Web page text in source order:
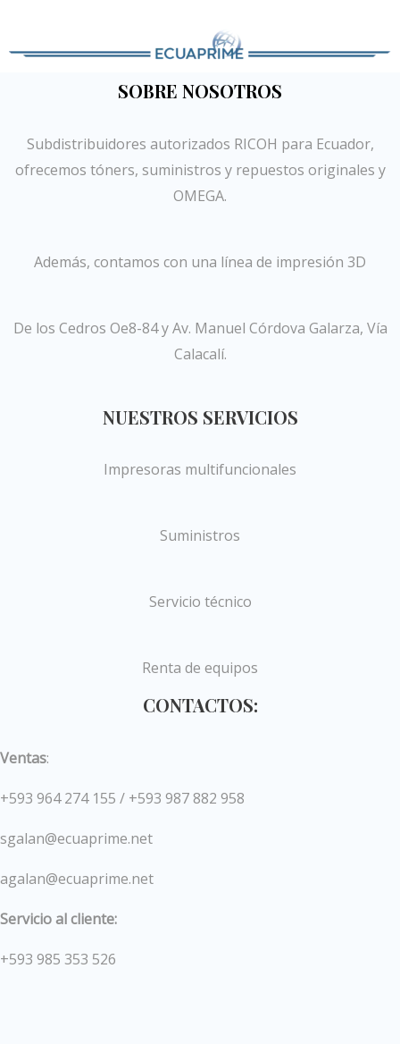
SOBRE NOSOTROS
Subdistribuidores autorizados RICOH para Ecuador,
ofrecemos tóners, suministros y repuestos originales y
OMEGA.
Además, contamos con una línea de impresión 3D
De los Cedros Oe8-84 y Av. Manuel Córdova Galarza, Vía
Calacalí.
NUESTROS SERVICIOS
Impresoras multifuncionales
Suministros
Servicio técnico
Renta de equipos
CONTACTOS:
Ventas:
+593 964 274 155 / +593 987 882 958
sgalan@ecuaprime.net
agalan@ecuaprime.net
Servicio al cliente:
+593 985 353 526